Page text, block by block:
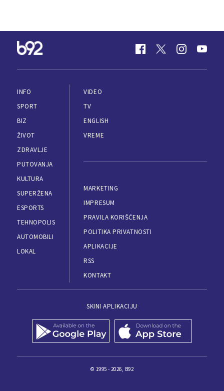
INFO
SPORT
BIZ
ŽIVOT
ZDRAVLJE
PUTOVANJA
KULTURA
SUPERŽENA
ESPORTS
TEHNOPOLIS
AUTOMOBILI
LOKAL
VIDEO
TV
ENGLISH
VREME
MARKETING
IMPRESUM
PRAVILA KORIŠĆENJA
POLITIKA PRIVATNOSTI
APLIKACIJE
RSS
KONTAKT
SKINI APLIKACIJU
© 1995 - 2026, B92